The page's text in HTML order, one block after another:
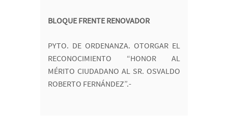
BLOQUE FRENTE RENOVADOR
PYTO. DE ORDENANZA. OTORGAR EL
RECONOCIMIENTO “HONOR AL
MÉRITO CIUDADANO AL SR. OSVALDO
ROBERTO FERNÁNDEZ”.-